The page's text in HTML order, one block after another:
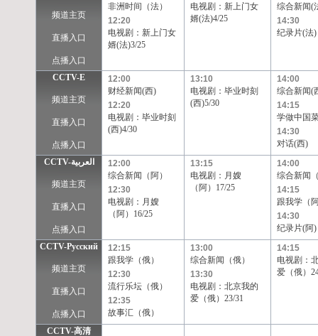
频道主页
直播入口
点播入口
非洲时间（法）
12:20
电视剧：新上门女
婿(法)3/25
电视剧：新上门女
婿(法)4/25
综合新闻(
14:30
纪录片(法)
CCTV-E
频道主页
直播入口
点播入口
12:00
财经新闻(西)
12:20
电视剧：毕业时刻
(西)4/30
13:10
电视剧：毕业时刻
(西)5/30
14:00
综合新闻(
14:15
学做中国
14:30
对话(西)
CCTV-العربية
频道主页
直播入口
点播入口
12:00
综合新闻（阿）
12:30
电视剧：月嫂
（阿）16/25
13:15
电视剧：月嫂
（阿）17/25
14:00
综合新闻
14:15
跟我学（
14:30
纪录片(阿)
CCTV-Pусский
频道主页
直播入口
点播入口
12:15
跟我学（俄）
12:30
流行乐坛（俄）
12:35
故事汇（俄）
13:00
综合新闻（俄）
13:30
电视剧：北京我的
爱（俄）23/31
14:15
电视剧：
爱（俄）
CCTV-高清